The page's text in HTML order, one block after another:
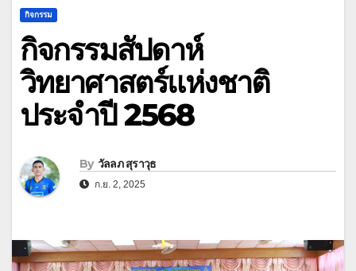
กิจกรรม
กิจกรรมสัปดาห์
วิทยาศาสตร์แห่งชาติ
ประจำปี 2568
By วัลลภ สุราวุธ
ก.ย. 2, 2025